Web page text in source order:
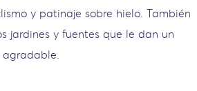
y patinaje sobre hielo. También
jardines y fuentes que le dan un